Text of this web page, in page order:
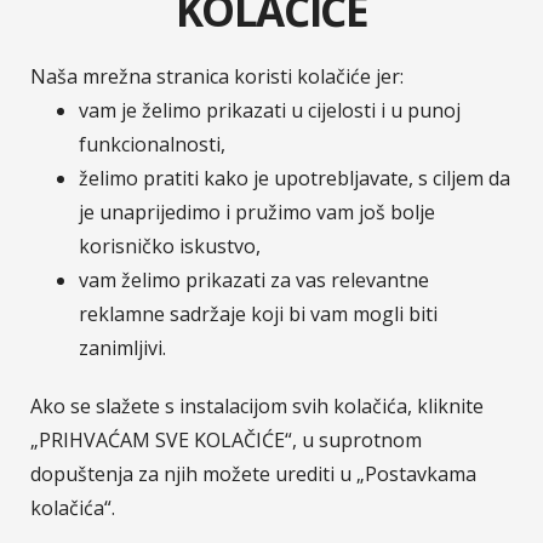
Velebit osiguranje, Velebit životno osiguranje,
hrvatskom tržištu Zavarovalnica Sava, d.d. / Sava
osiguranje, d.d. posluje putem svoje podružnice
Sava osiguranje, d.d. - Podružnica Hrvatska.
Pripadnost Osigurateljnoj grupi Sava čini nas
dijelom jedne od najvećih financijskih grupacija u JI
Europi. Više o Savi Re.
© Sava osiguranje Pratite nas na :
Naša mrežna stranica koristi kolačiće jer:
vam je želimo prikazati u cijelosti i u punoj
funkcionalnosti,
želimo pratiti kako je upotrebljavate, s ciljem da
je unaprijedimo i pružimo vam još bolje
korisničko iskustvo,
vam želimo prikazati za vas relevantne
reklamne sadržaje koji bi vam mogli biti
zanimljivi.
Ako se slažete s instalacijom svih kolačića, kliknite
„PRIHVAĆAM SVE KOLAČIĆE“, u suprotnom
dopuštenja za njih možete urediti u „Postavkama
kolačića“.